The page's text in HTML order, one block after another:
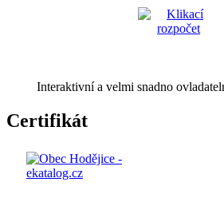
Interaktivní a velmi snadno
Certifikát